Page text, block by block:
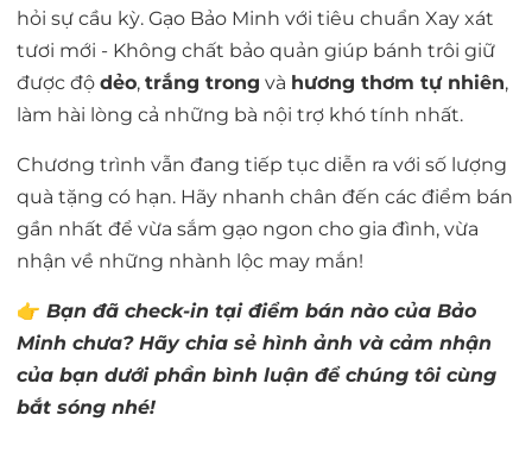
hỏi sự cầu kỳ. Gạo Bảo Minh với tiêu chuẩn Xay xát
tươi mới - Không chất bảo quản giúp bánh trôi giữ
được độ dẻo, trắng trong và hương thơm tự nhiên,
làm hài lòng cả những bà nội trợ khó tính nhất.
Chương trình vẫn đang tiếp tục diễn ra với số lượng
quà tặng có hạn. Hãy nhanh chân đến các điểm bán
gần nhất để vừa sắm gạo ngon cho gia đình, vừa
nhận về những nhành lộc may mắn!
👉 Bạn đã check-in tại điểm bán nào của Bảo
Minh chưa? Hãy chia sẻ hình ảnh và cảm nhận
của bạn dưới phần bình luận để chúng tôi cùng
bắt sóng nhé!